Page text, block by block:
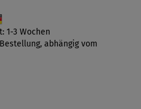
1-3 Wochen
abhängig vom